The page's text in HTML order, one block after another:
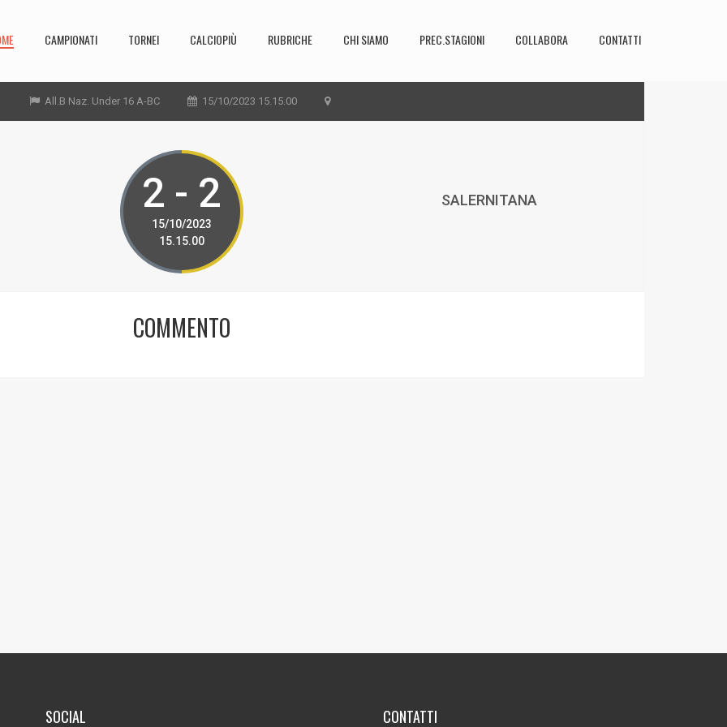
CAMPIONATI TORNEI CALCIOPIÙ RUBRICHE CHI SIAMO PREC.STAGIONI COLLABORA CONTATTI
All.B Naz. Under 16 A-BC 15/10/2023 15.15.00
2 - 2
15/10/2023
15.15.00
SALERNITANA
COMMENTO
SOCIAL CONTATTI